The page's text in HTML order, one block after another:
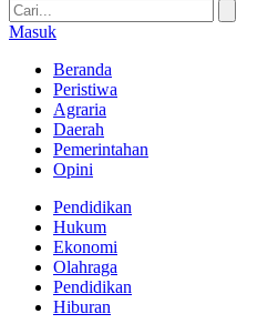
Masuk
Beranda
Peristiwa
Agraria
Daerah
Pemerintahan
Opini
Pendidikan
Hukum
Ekonomi
Olahraga
Pendidikan
Hiburan